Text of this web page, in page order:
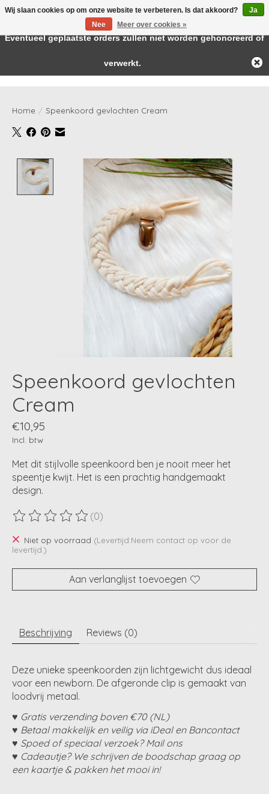
Home / Speenkoord gevlochten Cream
Product image slideshow Items
Speenkoord gevlochten
Cream
€10,95
Incl. btw
Met dit stijlvolle speenkoord ben je nooit meer het
speentje kwijt. Het is een prachtig handgemaakt
design.
De beoordeling van dit product is
(0)
Niet op voorraad (Levertijd:Neem contact op voor de
levertijd.)
Aan verlanglijst toevoegen
Beschrijving Reviews (0)
Deze unieke speenkoorden zijn lichtgewicht dus ideaal
voor een newborn. De afgeronde clip is gemaakt van
loodvrij metaal.
♥ Gratis verzending boven €70 (NL)
♥ Betaal makkelijk en veilig via iDeal en Bancontact
♥ Spoed of speciaal verzoek? Mail ons
♥ Cadeautje? We schrijven de boodschap graag op
een kaartje & pakken het mooi in!
Wij slaan cookies op om onze website te verbeteren. Is dat akkoord?
Ja
Nee
Meer over cookies »
← Keer terug naar de backofficeDeze winkel is in aanbouw.
Eventueel geplaatste orders zullen niet worden gehonoreerd of
verwerkt.